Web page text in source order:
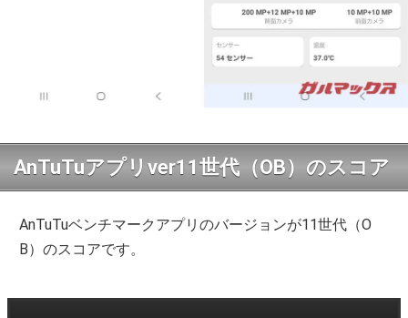
AnTuTuアプリver11世代（OB）のスコア
AnTuTuベンチマークアプリのバージョンが11世代（O
B）のスコアです。